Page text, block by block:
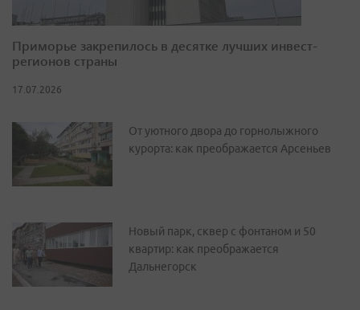
Приморье закрепилось в десятке лучших инвест-
регионов страны
17.07.2026
От уютного двора до горнолыжного
курорта: как преображается Арсеньев
Новый парк, сквер с фонтаном и 50
квартир: как преображается
Дальнегорск